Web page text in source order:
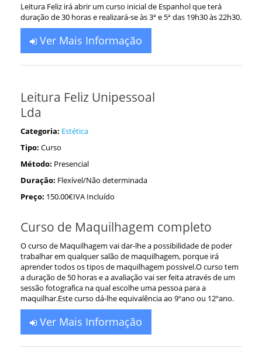
Leitura Feliz irá abrir um curso inicial de Espanhol que terá
duração de 30 horas e realizará-se às 3ª e 5ª das 19h30 às 22h30.
Ver Mais Informação
Leitura Feliz Unipessoal
Lda
Categoria: Estética
Tipo: Curso
Método: Presencial
Duração: Flexível/Não determinada
Preço: 150.00€IVA Incluído
Curso de Maquilhagem completo
O curso de Maquilhagem vai dar-lhe a possibilidade de poder
trabalhar em qualquer salão de maquilhagem, porque irá
aprender todos os tipos de maquilhagem possivel.O curso tem
a duração de 50 horas e a avaliação vai ser feita através de um
sessão fotografica na qual escolhe uma pessoa para a
maquilhar.Este curso dá-lhe equivalência ao 9ºano ou 12ºano.
Ver Mais Informação